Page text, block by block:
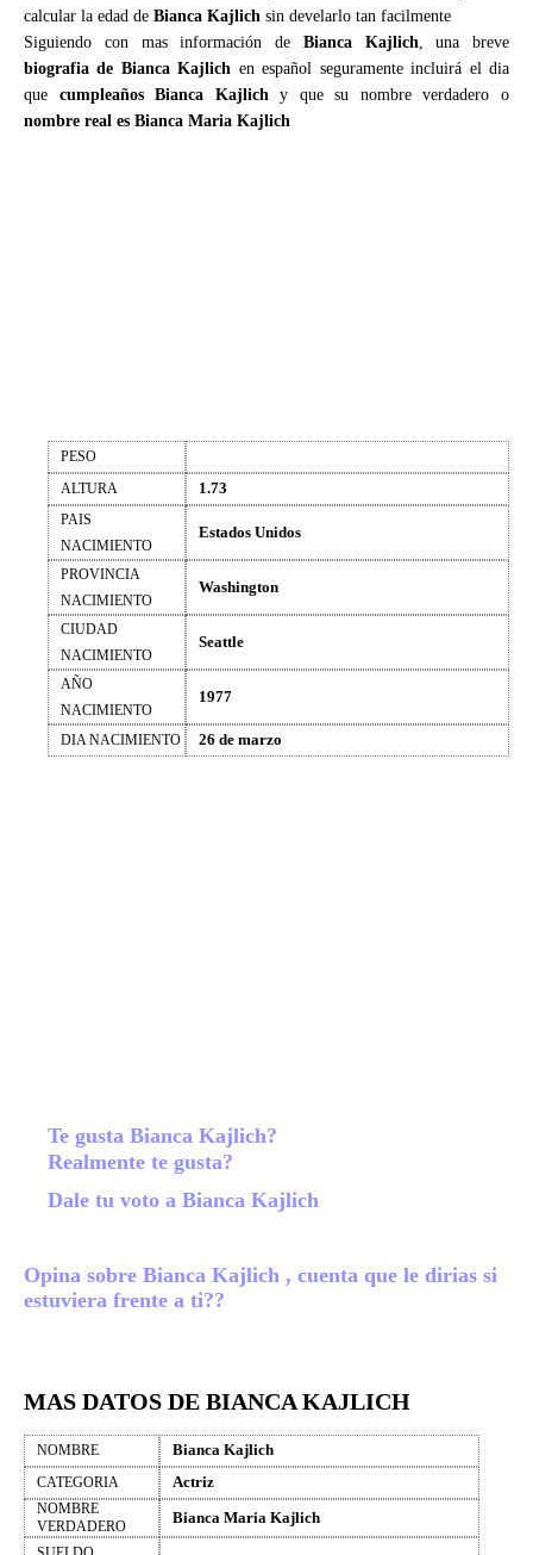
calcular la edad de Bianca Kajlich sin develarlo tan facilmente
Siguiendo con mas información de Bianca Kajlich, una breve
biografia de Bianca Kajlich en español seguramente incluirá el dia
que cumpleaños Bianca Kajlichy que su nombre verdadero o
nombre real es Bianca Maria Kajlich
PESO
ALTURA
1.73
PAIS
NACIMIENTO
Estados Unidos
PROVINCIA
NACIMIENTO
Washington
CIUDAD
NACIMIENTO
Seattle
AÑO
NACIMIENTO
1977
DIA NACIMIENTO 26 de marzo
Te gusta Bianca Kajlich?
Realmente te gusta?
Dale tu voto a Bianca Kajlich
Opina sobre Bianca Kajlich , cuenta que le dirias si
estuviera frente a ti??
MAS DATOS DE BIANCA KAJLICH
NOMBRE Bianca Kajlich
CATEGORIA Actriz
NOMBRE
VERDADERO
Bianca Maria Kajlich